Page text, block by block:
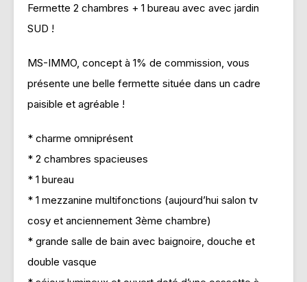
Fermette 2 chambres + 1 bureau avec avec jardin
SUD !
MS-IMMO, concept à 1% de commission, vous
présente une belle fermette située dans un cadre
paisible et agréable !
* charme omniprésent
* 2 chambres spacieuses
* 1 bureau
* 1 mezzanine multifonctions (aujourd’hui salon tv
cosy et anciennement 3ème chambre)
* grande salle de bain avec baignoire, douche et
double vasque